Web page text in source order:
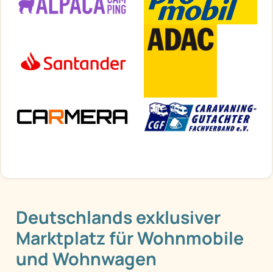
Deutschlands exklusiver
Marktplatz für Wohnmobile
und Wohnwagen